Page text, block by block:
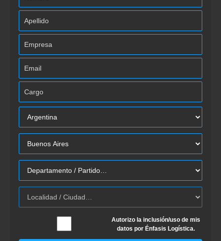
Autorizo la inclusión/uso de mis
datos por Énfasis Logística.